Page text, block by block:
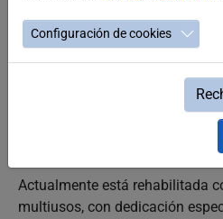
La Sala Compañía, ubicada en
mismo nombre, debe su
iglesia de la Compañía de
se estableció en el barrio de
en 1574. Es de estilo barroco y
columnas repujadas y bellos
Actualmente está rehabilitada
multiusos, con dedicación
Configuración de cookies